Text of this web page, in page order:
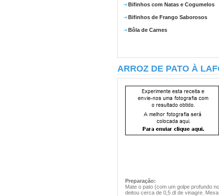
Bifinhos com Natas e Cogumelos
Bifinhos de Frango Saborosos
Bôla de Carnes
ARROZ DE PATO À
Preparação:
Mate o pato (com um golpe profundo
deitou cerca de 0,5 dl de vinagre.